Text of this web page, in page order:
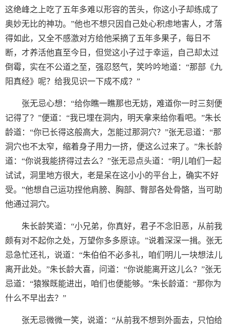
这绝峰之上吃了五年多难以形容的苦头，你这小子却练成了
奥妙无比的神功。”他也不想只因自己处心积虑地害人，才落
得如此，又全不感激对方给他采摘了五年多果子，每日不
断，才养活他直至今日，但觉这小子过于幸运，自己却太过
倒霉，实在不公道之至，强忍怒气，笑吟吟地道：“那部《九
阳真经》呢？给我见识一下成不成？”
张无忌心想：“给你瞧一瞧那也无妨，难道你一时三刻便
记得了？”便道：“我已埋在洞内，明天拿来给你看吧。”朱长
龄道：“你已长得这般高大，怎能过那洞穴？”张无忌道：“那
洞穴也不太窄，缩着身子用力一挤，便这么过来了。”朱长龄
道：“你说我能挤得过去么？”张无忌点头道：“明儿咱们一起
试试，洞里地方很大，老是呆在这小小的平台上，确实不好
受。”他想自己运功捏他肩膀、胸部、臀部各处骨骼，当可助
他通过洞穴。
朱长龄笑道：“小兄弟，你真好，君子不念旧恶，从前我
颇有对不起你之处，万望你多多原谅。”说着深深一揖。张无
忌急忙还礼，说道：“朱伯伯不必多礼，咱们明儿一块想法儿
离开此处。”朱长龄大喜，问道：“你说能离开这儿么？”张无
忌道：“猿猴既能进出，咱们也便能够。”朱长龄道：“那你为
什么不早出去？”
张无忌微微一笑，说道：“从前我不想到外面去，只怕给